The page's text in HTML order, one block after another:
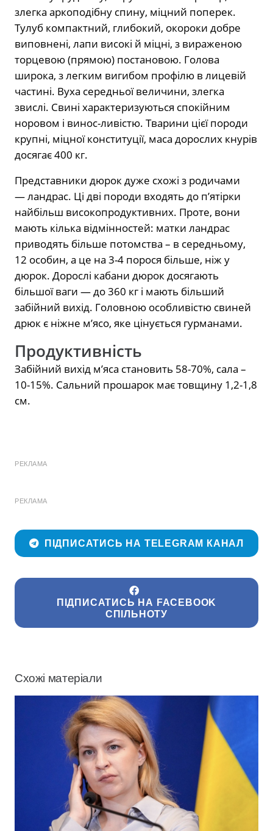
злегка аркоподібну спину, міцний поперек.
Тулуб компактний, глибокий, окороки добре
виповнені, лапи високі й міцні, з вираженою
торцевою (прямою) постановою. Голова
широка, з легким вигибом профілю в лицевій
частині. Вуха середньої величини, злегка
звислі. Свині характеризуються спокійним
норовом і винос-ливістю. Тварини цієї породи
крупні, міцної конституції, маса дорослих кнурів
досягає 400 кг.
Представники дюрок дуже схожі з родичами
—ландрас. Ці дві породи входять до п’ятірки
найбільш високопродуктивних. Проте, вони
мають кілька відмінностей: матки ландрас
приводять більше потомства – в середньому,
12 особин, а це на 3-4 порося більше, ніж у
дюрок. Дорослі кабани дюрок досягають
більшої ваги — до 360 кг і мають більший
забійний вихід. Головною особливістю свиней
дрюк є ніжне м’ясо, яке цінується гурманами.
Продуктивність
Забійний вихід м’яса становить 58-70%, сала –
10-15%. Сальний прошарок має товщину 1,2-1,8
см.
РЕКЛАМА
РЕКЛАМА
ПІДПИСАТИСЬ НА TELEGRAM КАНАЛ
ПІДПИСАТИСЬ НА FACEBOOK
СПІЛЬНОТУ
Схожі матеріали